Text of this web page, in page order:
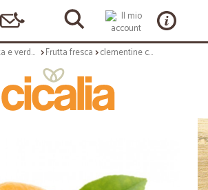
Frutta e verdura Frutta fresca clementine cal.4 kg1